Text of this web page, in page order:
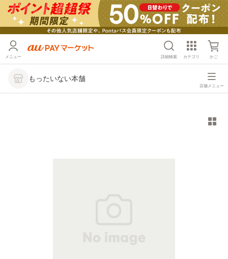
メニュー 詳細検索 カテゴリ かご
もったいない本舗
店舗メニュー